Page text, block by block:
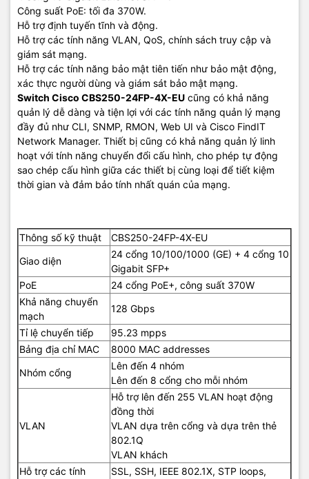
Công suất PoE: tối đa 370W.
Hỗ trợ định tuyến tĩnh và động.
Hỗ trợ các tính năng VLAN, QoS, chính sách truy cập và
giám sát mạng.
Hỗ trợ các tính năng bảo mật tiên tiến như bảo mật động,
xác thực người dùng và giám sát bảo mật mạng.
Switch Cisco CBS250-24FP-4X-EU cũng có khả năng
quản lý dễ dàng và tiện lợi với các tính năng quản lý mạng
đầy đủ như CLI, SNMP, RMON, Web UI và Cisco FindIT
Network Manager. Thiết bị cũng có khả năng quản lý linh
hoạt với tính năng chuyển đổi cấu hình, cho phép tự động
sao chép cấu hình giữa các thiết bị cùng loại để tiết kiệm
thời gian và đảm bảo tính nhất quán của mạng.
Thông số kỹ thuật
CBS250-24FP-4X-EU
Giao diện
24 cổng 10/100/1000 (GE) + 4 cổng 10
Gigabit SFP+
PoE
24 cổng PoE+, công suất 370W
Khả năng chuyển
mạch
128 Gbps
Tỉ lệ chuyển tiếp
95.23 mpps
Bảng địa chỉ MAC
8000 MAC addresses
Nhóm cổng
Lên đến 4 nhóm
Lên đến 8 cổng cho mỗi nhóm
VLAN
Hỗ trợ lên đến 255 VLAN hoạt động
đồng thời
VLAN dựa trên cổng và dựa trên thẻ
802.1Q
VLAN khách
Hỗ trợ các tính
SSL, SSH, IEEE 802.1X, STP loops,